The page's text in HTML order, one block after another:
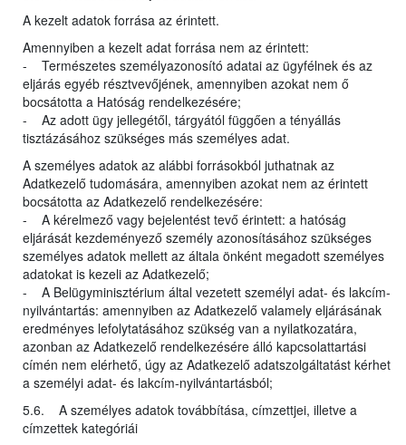
A kezelt adatok forrása az érintett.
Amennyiben a kezelt adat forrása nem az érintett:
- Természetes személyazonosító adatai az ügyfélnek és az
eljárás egyéb résztvevőjének, amennyiben azokat nem ő
bocsátotta a Hatóság rendelkezésére;
- Az adott ügy jellegétől, tárgyától függően a tényállás
tisztázásához szükséges más személyes adat.
A személyes adatok az alábbi forrásokból juthatnak az
Adatkezelő tudomására, amennyiben azokat nem az érintett
bocsátotta az Adatkezelő rendelkezésére:
- A kérelmező vagy bejelentést tevő érintett: a hatóság
eljárását kezdeményező személy azonosításához szükséges
személyes adatok mellett az általa önként megadott személyes
adatokat is kezeli az Adatkezelő;
- A Belügyminisztérium által vezetett személyi adat- és lakcím-
nyilvántartás: amennyiben az Adatkezelő valamely eljárásának
eredményes lefolytatásához szükség van a nyilatkozatára,
azonban az Adatkezelő rendelkezésére álló kapcsolattartási
címén nem elérhető, úgy az Adatkezelő adatszolgáltatást kérhet
a személyi adat- és lakcím-nyilvántartásból;
5.6. A személyes adatok továbbítása, címzettjei, illetve a
címzettek kategóriái